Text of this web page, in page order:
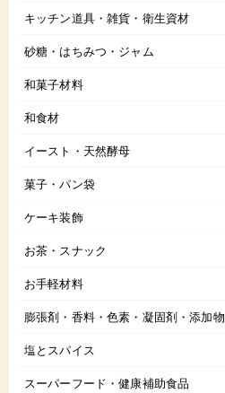
キッチン道具・雑貨・衛生資材
砂糖・はちみつ・ジャム
和菓子材料
和食材
イースト・天然酵母
菓子・パン袋
ケーキ装飾
お茶・スナック
お手軽材料
膨張剤・香料・色素・凝固剤・添加物
塩とスパイス
スーパーフード・健康補助食品